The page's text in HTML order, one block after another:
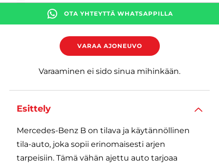
OTA YHTEYTTÄ WHATSAPPILLA
VARAA AJONEUVO
Varaaminen ei sido sinua mihinkään.
Esittely
Mercedes-Benz B on tilava ja käytännöllinen
tila-auto, joka sopii erinomaisesti arjen
tarpeisiin. Tämä vähän ajettu auto tarjoaa